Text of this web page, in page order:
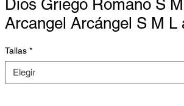
Dios Griego Romano S
Arcangel Arcángel S M L
Tallas *
Elegir